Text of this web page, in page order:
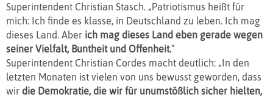
Superintendent Christian Stasch. „Patriotismus heißt für
mich: Ich finde es klasse, in Deutschland zu leben. Ich mag
dieses Land. Aber ich mag dieses Land eben gerade wegen
seiner Vielfalt, Buntheit und Offenheit.“
Superintendent Christian Cordes macht deutlich: „In den
letzten Monaten ist vielen von uns bewusst geworden, dass
wir die Demokratie, die wir für unumstößlich sicher hielten,